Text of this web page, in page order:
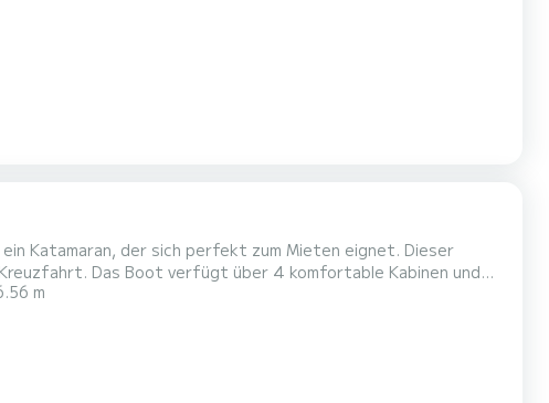
Kabinen und
es Ihr bester Verbündeter sein, um einen
m